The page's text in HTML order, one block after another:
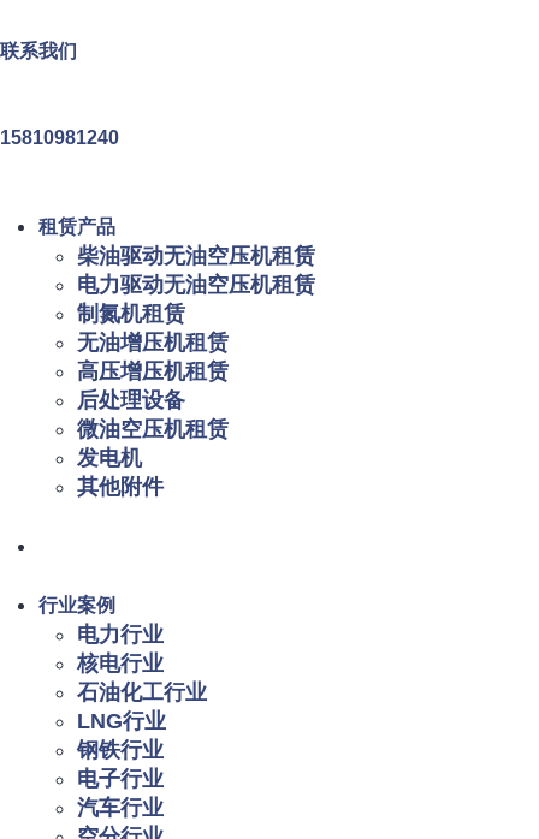
联系我们
15810981240
租赁产品
柴油驱动无油空压机租赁
电力驱动无油空压机租赁
制氮机租赁
无油增压机租赁
高压增压机租赁
后处理设备
微油空压机租赁
发电机
其他附件
行业案例
电力行业
核电行业
石油化工行业
LNG行业
钢铁行业
电子行业
汽车行业